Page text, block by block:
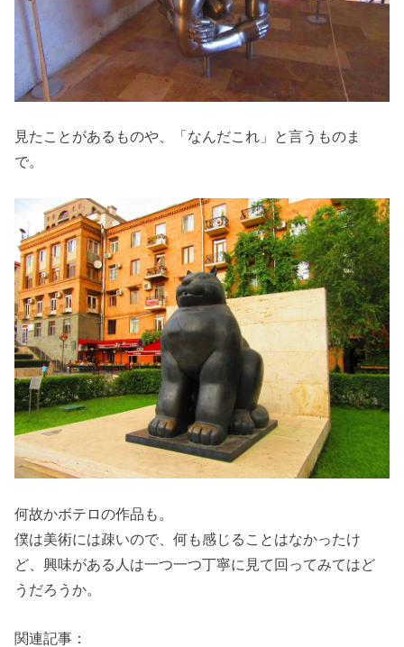
見たことがあるものや、「なんだこれ」と言うものま
で。
何故かボテロの作品も。
僕は美術には疎いので、何も感じることはなかったけ
ど、興味がある人は一つ一つ丁寧に見て回ってみてはど
うだろうか。
関連記事：